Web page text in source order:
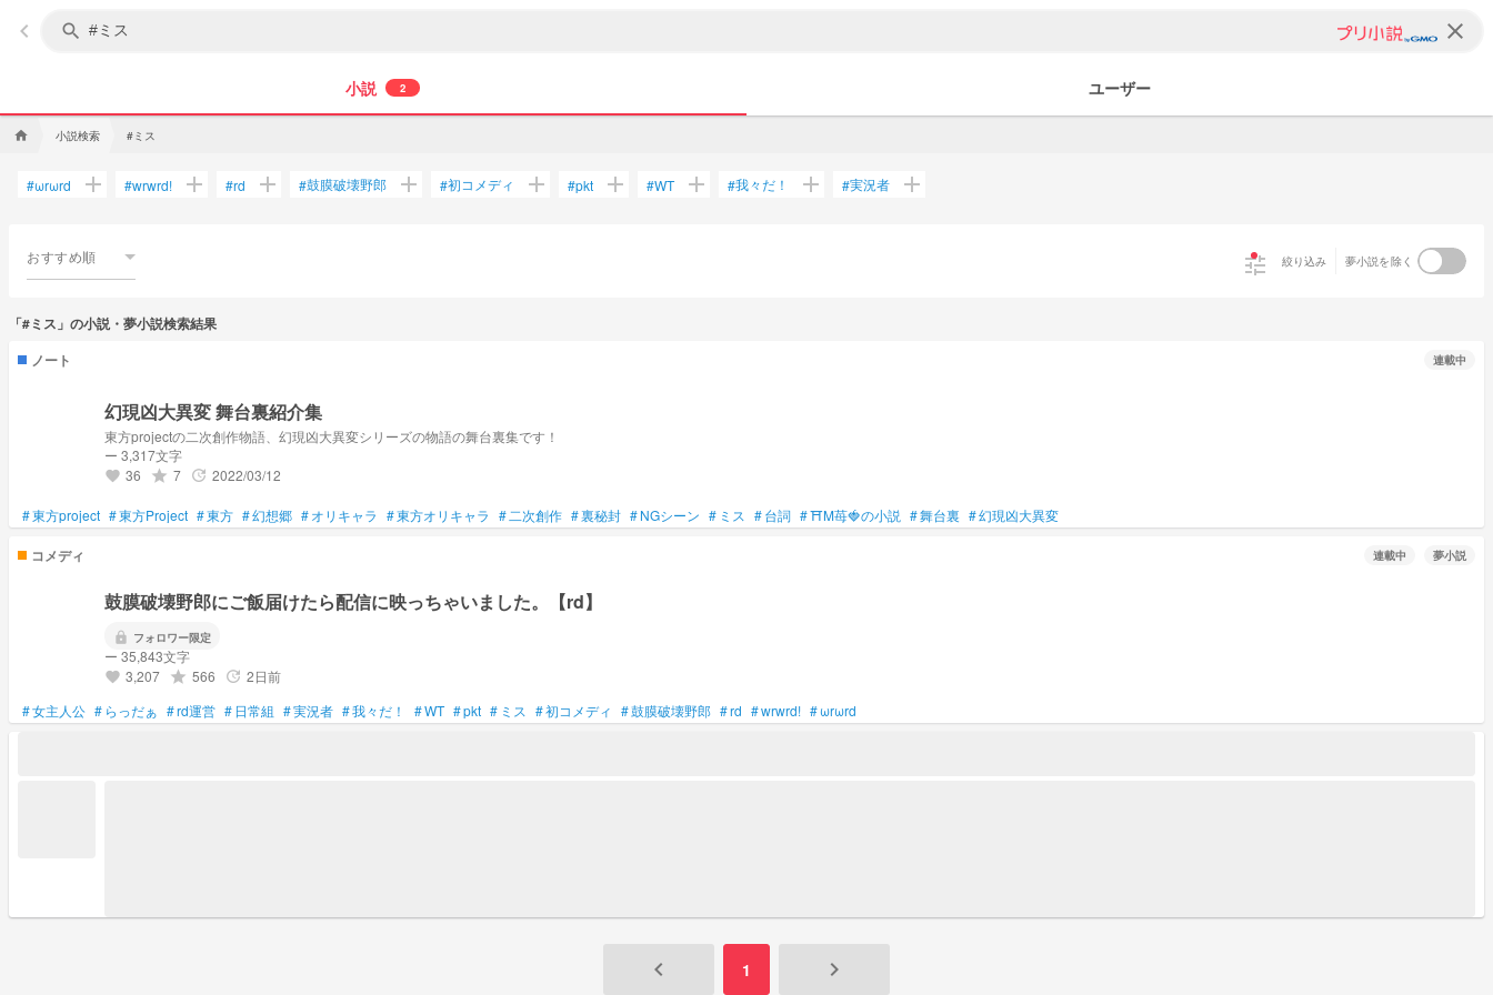
keyboard_arrow_left search clear
小説 2 ユーザー
home 小説検索 #ミス
#ωrωrd add #wrwrd! add #rd add #鼓膜破壊野郎 add #初コメディ add #pkt add #WT add #我々だ！ add #実況者 add
おすすめ順 tune 絞り込み 夢小説を除く
「#ミス」の小説・夢小説検索結果
ノート
連載中
幻現凶大異変 舞台裏紹介集
東方projectの二次創作物語、幻現凶大異変シリーズの物語の舞台裏集です！
ー 3,317文字
favorite 36 grade 7 update 2022/03/12
#東方project #東方Project #東方 #幻想郷 #オリキャラ #東方オリキャラ #二次創作 #裏秘封 #NGシーン # ミス #台詞 #⛩M苺🍓の小説 #舞台裏 #幻現凶大異変
コメディ 連載中 夢小説
鼓膜破壊野郎にご飯届けたら配信に映っちゃいました。【rd】
lock フォロワー限定
ー 35,843文字
favorite 3,207 grade 566 update 2日前
#女主人公 # らっだぁ #rd運営 # 日常組 #実況者 #我々だ！ #WT #pkt # ミス #初コメディ #鼓膜破壊野郎 #rd #wrwrd! #ωrωrd
keyboard_arrow_left 1 keyboard_arrow_right